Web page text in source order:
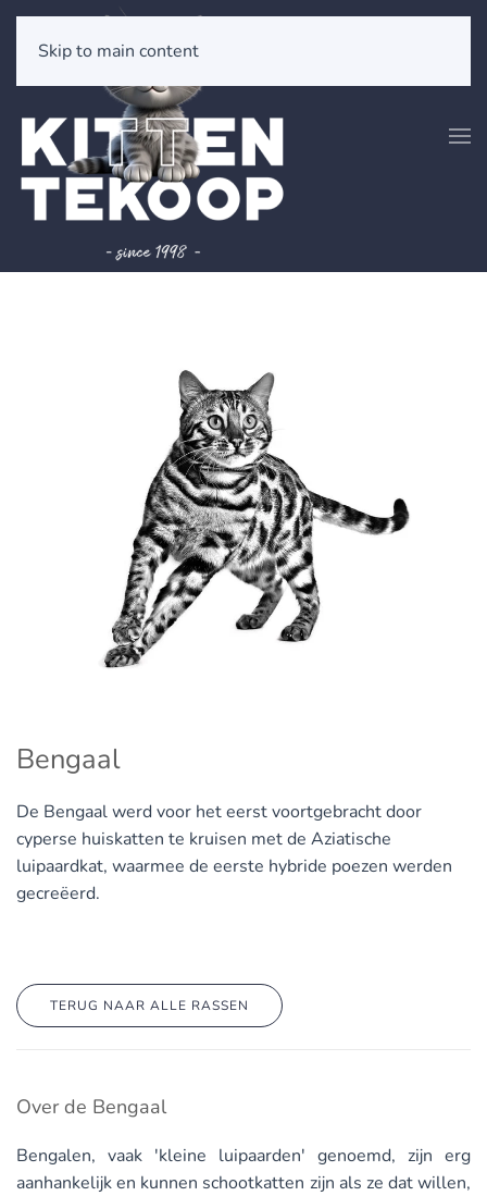
Skip to main content
Bengaal
De Bengaal werd voor het eerst voortgebracht door
cyperse huiskatten te kruisen met de Aziatische
luipaardkat, waarmee de eerste hybride poezen werden
gecreëerd.
TERUG NAAR ALLE RASSEN
Over de Bengaal
Bengalen, vaak 'kleine luipaarden' genoemd, zijn erg
aanhankelijk en kunnen schootkatten zijn als ze dat willen,